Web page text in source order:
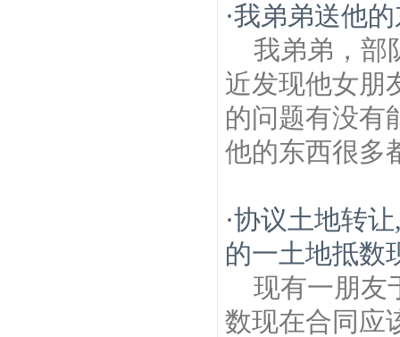
·我弟弟送他
我弟弟，部
近发现他女朋
的问题有没有
他的东西很多
·协议土地转
的一土地抵数
现有一朋友
数现在合同应